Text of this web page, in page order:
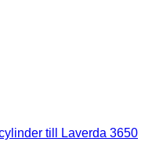
till Laverda 3650